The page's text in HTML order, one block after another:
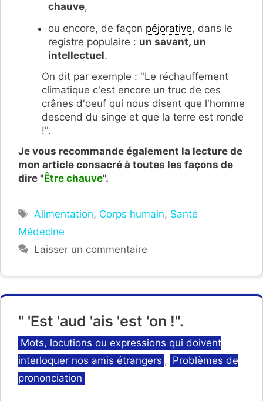
chauve,
ou encore, de façon péjorative, dans le
registre populaire : un savant, un
intellectuel.
On dit par exemple : "Le réchauffement
climatique c'est encore un truc de ces
crânes d'oeuf qui nous disent que l'homme
descend du singe et que la terre est ronde
!".
Je vous recommande également la lecture de
mon article consacré à toutes les façons de
dire "Être chauve".
Étiquettes
Alimentation, Corps humain, Santé
Médecine
Laisser un commentaire
" 'Est 'aud 'ais 'est 'on !".
Catégories
Mots, locutions ou expressions qui doivent
interloquer nos amis étrangers , Problèmes de
prononciation